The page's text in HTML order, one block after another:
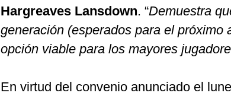
Hargreaves Lansdown. “Demuestra
generación (esperados para el próximo
opción viable para los mayores
En virtud del convenio anunciado el